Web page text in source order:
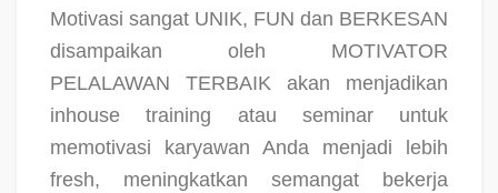
Motivasi sangat UNIK, FUN dan BERKESAN
disampaikan oleh MOTIVATOR
PELALAWAN TERBAIK akan menjadikan
inhouse training atau seminar untuk
memotivasi karyawan Anda menjadi lebih
fresh, meningkatkan semangat bekerja